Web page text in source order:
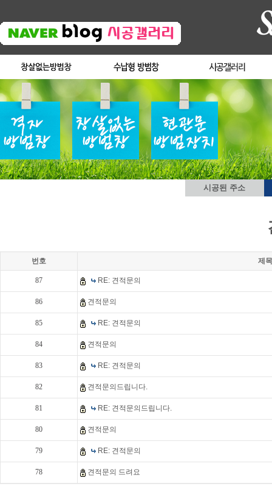
시공된 주소
번호 제
87 RE: 견적문의
86 견적문의
85 RE: 견적문의
84 견적문의
83 RE: 견적문의
82 견적문의드립니다.
81 RE: 견적문의드립니다.
80 견적문의
79 RE: 견적문의
78 견적문의 드려요